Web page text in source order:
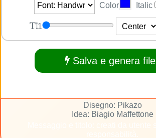
Color Italic
1
Salva e genera file
Disegno: Pikazo
Idea: Biagio Maffettone